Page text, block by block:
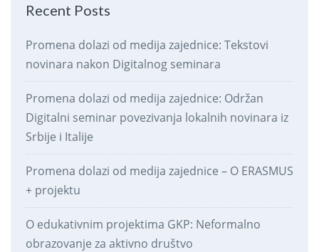
Recent Posts
Promena dolazi od medija zajednice: Tekstovi
novinara nakon Digitalnog seminara
Promena dolazi od medija zajednice: Održan
Digitalni seminar povezivanja lokalnih novinara iz
Srbije i Italije
Promena dolazi od medija zajednice – O ERASMUS
+ projektu
O edukativnim projektima GKP: Neformalno
obrazovanje za aktivno društvo